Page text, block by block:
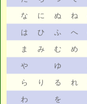
な
に ぬ ね
は
ひ ふ へ
ま
み む め
や
ゆ
ら
り る れ
わ
を